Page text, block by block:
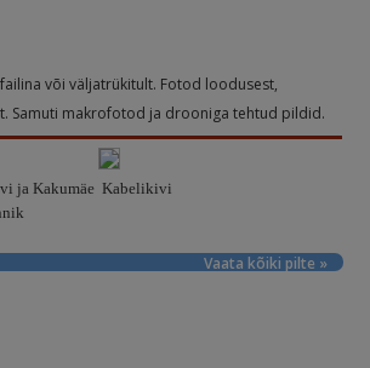
või väljatrükitult. Fotod loodusest,
Samuti makrofotod ja drooniga tehtud pildid.
ja Kakumäe Kabelikivi
Vaata kõiki pilte »